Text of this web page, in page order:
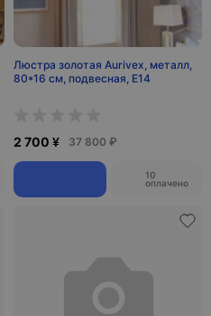
Люстра золотая Aurivex, металл,
80*16 см, подвесная, Е14
2 700 ¥ 37 800 ₽
10
оплачено